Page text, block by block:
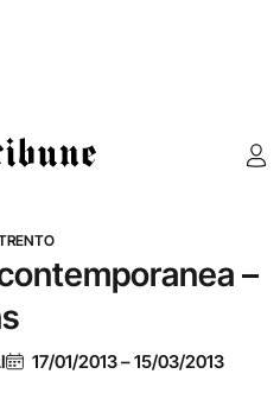
–
17/01/2013–15/03/2013